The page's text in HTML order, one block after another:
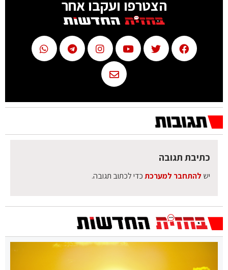
הצטרפו ועקבו אחר
כתיבת תגובה
יש להתחבר למערכתכדי לכתוב תגובה.